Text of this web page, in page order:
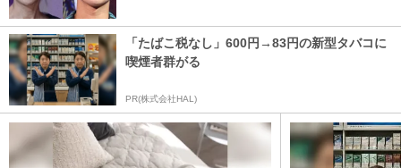
「たばこ税なし」600円→83円の新型タバコに
喫煙者群がる
PR(株式会社HAL)